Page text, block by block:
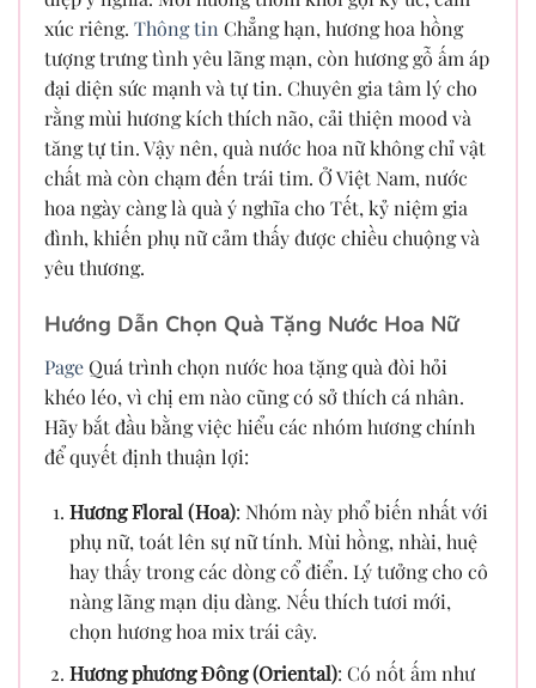
xúc riêng. Thông tin Chẳng hạn, hương hoa hồng
tượng trưng tình yêu lãng mạn, còn hương gỗ ấm áp
đại diện sức mạnh và tự tin. Chuyên gia tâm lý cho
rằng mùi hương kích thích não, cải thiện mood và
tăng tự tin. Vậy nên, quà nước hoa nữ không chỉ vật
chất mà còn chạm đến trái tim. Ở Việt Nam, nước
hoa ngày càng là quà ý nghĩa cho Tết, kỷ niệm gia
đình, khiến phụ nữ cảm thấy được chiều chuộng và
yêu thương.
Hướng Dẫn Chọn Quà Tặng Nước Hoa Nữ
PageQuá trình chọn nước hoa tặng quà đòi hỏi
khéo léo, vì chị em nào cũng có sở thích cá nhân.
Hãy bắt đầu bằng việc hiểu các nhóm hương chính
để quyết định thuận lợi:
Hương Floral (Hoa): Nhóm này phổ biến nhất với
phụ nữ, toát lên sự nữ tính. Mùi hồng, nhài, huệ
hay thấy trong các dòng cổ điển. Lý tưởng cho cô
nàng lãng mạn dịu dàng. Nếu thích tươi mới,
chọn hương hoa mix trái cây.
Hương phương Đông (Oriental): Có nốt ấm như